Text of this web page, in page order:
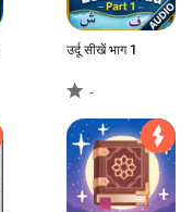
उर्दू सीखें भाग 1
-